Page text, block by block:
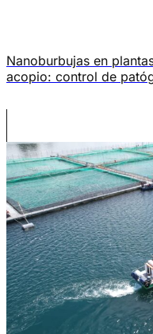
Nanoburbujas en
acopio: control de
van más allá de la jaula
resolviendo dos
mismo tiempo: el